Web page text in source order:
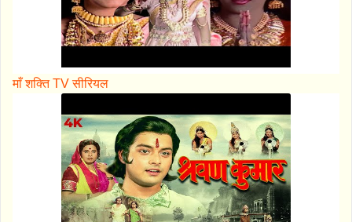
माँ शक्ति TV सीरियल